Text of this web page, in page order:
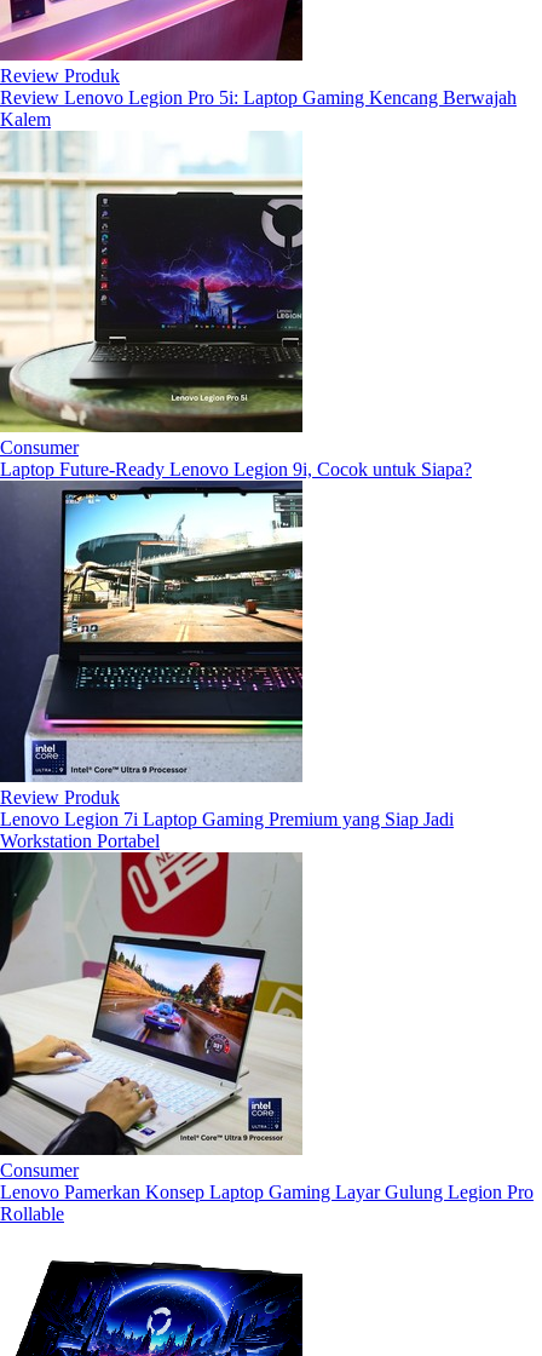
Review Produk
Review Lenovo Legion Pro 5i: Laptop Gaming Kencang Berwajah
Kalem
Consumer
Laptop Future-Ready Lenovo Legion 9i, Cocok untuk Siapa?
Review Produk
Lenovo Legion 7i Laptop Gaming Premium yang Siap Jadi
Workstation Portabel
Consumer
Lenovo Pamerkan Konsep Laptop Gaming Layar Gulung Legion Pro
Rollable